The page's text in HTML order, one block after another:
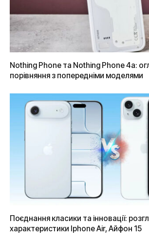
Nothing Phone та Nothing Phone 4a:
порівняння з попередніми моделями
Поєднання класики та інновації:
характеристики Iphone Air, Айфон 15